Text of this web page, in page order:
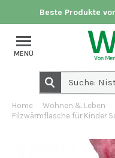
Beste Produkte
MENÜ
Home Wohnen & Leben
Filzwärmflasche für Kinder